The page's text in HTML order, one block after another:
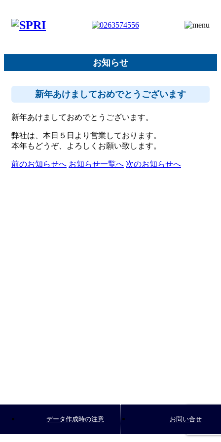
お知らせ
新年あけましておめでとうございます
新年あけましておめでとうございます。
弊社は、本日５日より営業しております。
本年もどうぞ、よろしくお願い致します。
前のお知らせへ お知らせ一覧へ 次のお知らせへ
データ作成時の注意 お問い合せ